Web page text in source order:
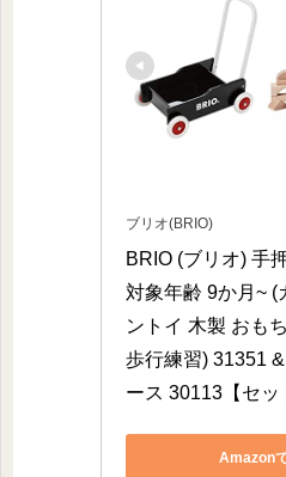
ブリオ(BRIO)
BRIO (ブリオ) 手
対象年齢 9か月~ (
ントイ 木製 おも
歩行練習) 31351
ース 30113【セッ
Amazon